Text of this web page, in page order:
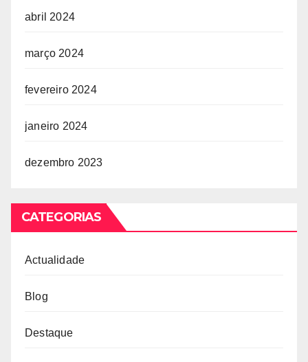
abril 2024
março 2024
fevereiro 2024
janeiro 2024
dezembro 2023
CATEGORIAS
Actualidade
Blog
Destaque